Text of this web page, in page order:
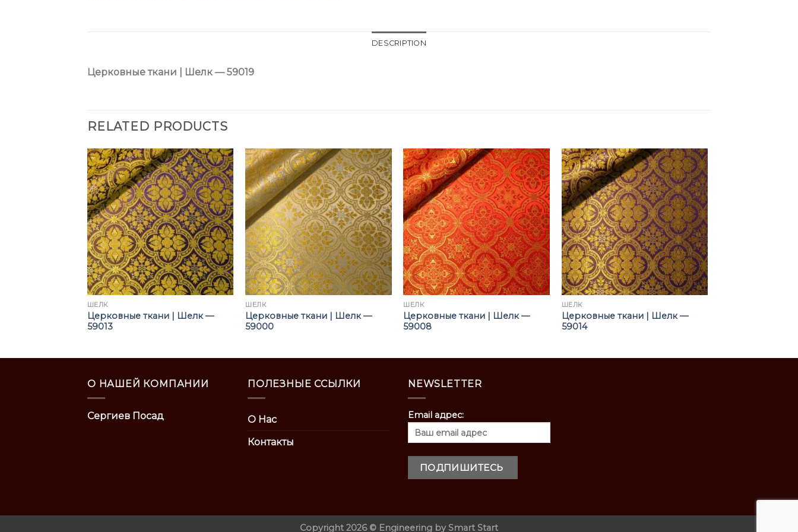
DESCRIPTION
Церковные ткани | Шелк — 59019
RELATED PRODUCTS
ШЁЛК
Церковные ткани | Шелк —
59013
ШЁЛК
Церковные ткани | Шелк —
59000
ШЁЛК
Церковные ткани | Шелк —
59008
ШЁЛК
Церковные ткани | Шелк —
59014
О НАШЕЙ КОМПАНИИ
Сергиев Посад
ПОЛЕЗНЫЕ ССЫЛКИ
О Нас
Контакты
NEWSLETTER
Email адрес:
Copyright 2026 © Engineering by Smart Start